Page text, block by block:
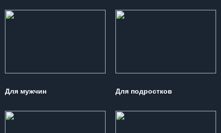
Для мужчин Для подростков